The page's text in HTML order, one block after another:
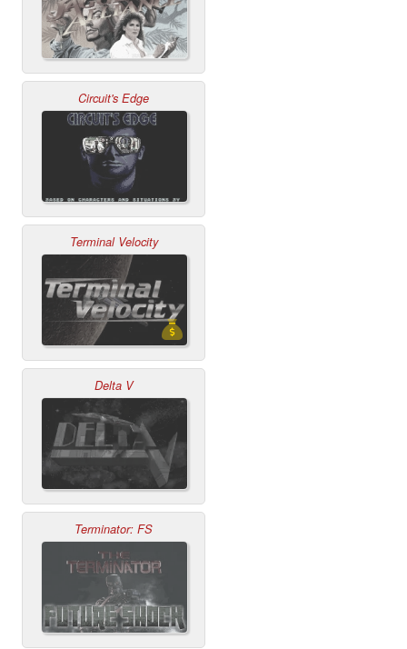
Circuit's Edge
Terminal Velocity
Delta V
Terminator: FS